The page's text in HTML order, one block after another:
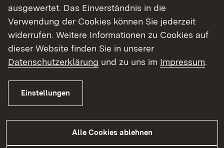
Managementpläne im Regierungsbezirk
Karlsruhe und Natura 2000
ausgewertet. Das Einverständnis in die
Verwendung der Cookies können Sie jederzeit
widerrufen. Weitere Informationen zu Cookies auf
dieser Website finden Sie in unserer
Datenschutzerklärung und zu uns im Impressum.
Einstellungen
Alle Cookies ablehnen